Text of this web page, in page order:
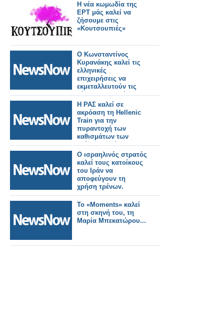
Η νέα κωμωδία της
ΕΡΤ μάς καλεί να
ζήσουμε στις
«Κουτσουπιές»
Ο Κωνσταντίνος
Κυρανάκης καλεί τις
ελληνικές
επιχειρήσεις να
εκμεταλλευτούν τις
νέες προοπτικές και
να
δραστηριοποιηθούν
στην κατασκευή
τροχαίου υλικού στη
χώρα.
Η ΡΑΣ καλεί σε
ακρόαση τη Hellenic
Train για την
πυραντοχή των
καθισμάτων των
τρένων- Τι είπε ο
Κωνσταντίνος
Κυρανάκης.
Ο ισραηλινός στρατός
καλεί τους κατοίκους
του Ιράν να
αποφεύγουν τη
χρήση τρένων.
Το «Moments» καλεί
στη σκηνή του, τη
Μαρία Μπεκατώρου...